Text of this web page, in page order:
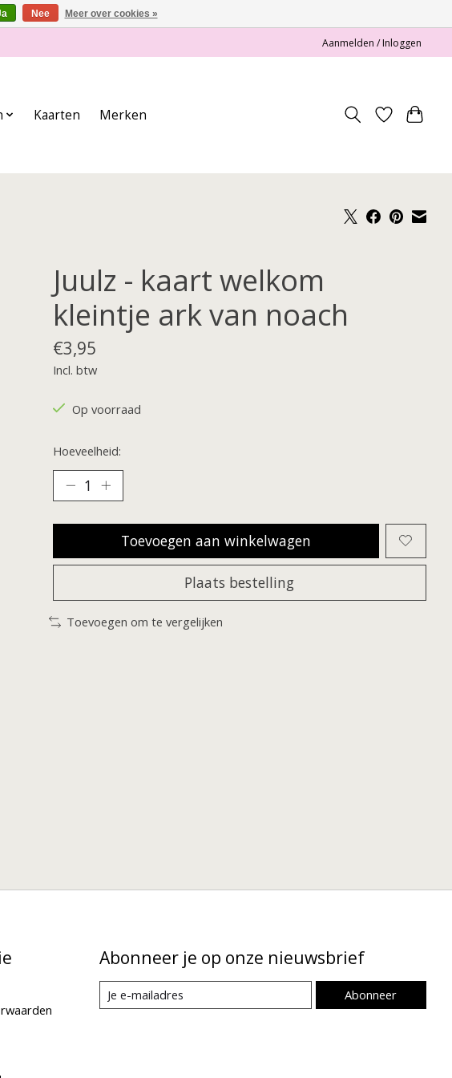
Aanmelden / Inloggen
Kaarten Merken
Juulz - kaart welkom
kleintje ark van noach
€3,95
Incl. btw
Op voorraad
Hoeveelheid:
Toevoegen aan winkelwagen
Plaats bestelling
Toevoegen om te vergelijken
Abonneer je op onze nieuwsbrief
Abonneer
Nee Meer over cookies »